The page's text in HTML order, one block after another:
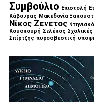
Συμβούλιο Επιστολή
Κάβουρας Μακεδονία
Νίκος Ζενετος
Κουσκουρή Σελέκος Σχολικές
Σπίρτζης πυροσβεστική